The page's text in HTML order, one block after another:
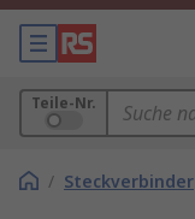
Teile-Nr.
/ Steckverbinder